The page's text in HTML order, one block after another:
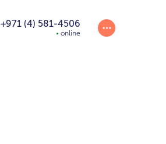
+971 (4) 581-4506
online